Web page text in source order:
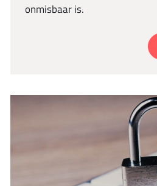
onmisbaar is.